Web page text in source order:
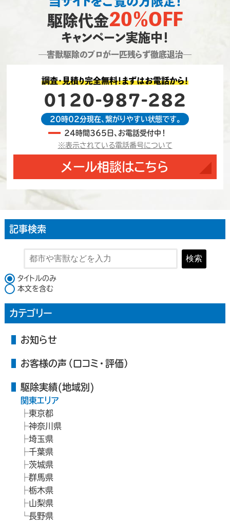
駆除代金20％OFF
キャンペーン実施中！
―害獣駆除のプロが一匹残らず徹底退治―
調査・見積り完全無料！まずはお電話から！
0120-987-282
20時02分現在、繋がりやすい状態です。
24時間365日、お電話受付中！
※表示されている電話番号について
メール相談はこちら
記事検索
検索
検索対象
タイトルのみ
本文を含む
カテゴリー
お知らせ
お客様の声（口コミ・評価）
駆除実績(地域別)
関東エリア
東京都
神奈川県
埼玉県
千葉県
茨城県
群馬県
栃木県
山梨県
長野県